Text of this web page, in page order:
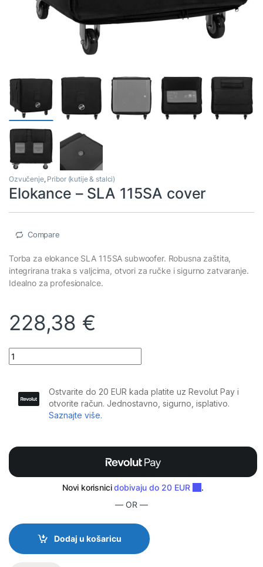
Ozvučenje, Pribor (kutije & stalci)
Elokance – SLA 115SA cover
Compare
Torba za elokance SLA 115SA subwoofer. Robusna zaštita,
integrirana traka s valjcima, otvori za ručke i sigurno zatvaranje.
Idealno za profesionalce.
228,38 €
Elokance - SLA 115SA cover quantity
— OR —
Dodaj u košaricu